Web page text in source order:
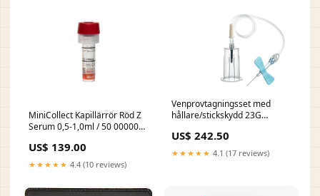
MiniCollect Kapillärrör Röd Z
Serum 0,5-1,0ml / 50 000000-
US$ 139.00
★★★★★ 4.4 (10 reviews)
Venprovtagningsset med
hållare/stickskydd 23G
US$ 242.50
★★★★★ 4.1 (17 reviews)